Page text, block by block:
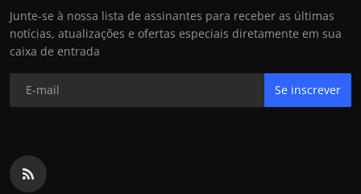
Junte-se à nossa lista de assinantes para receber as últimas
notícias, atualizações e ofertas especiais diretamente em sua
caixa de entrada
Se inscrever